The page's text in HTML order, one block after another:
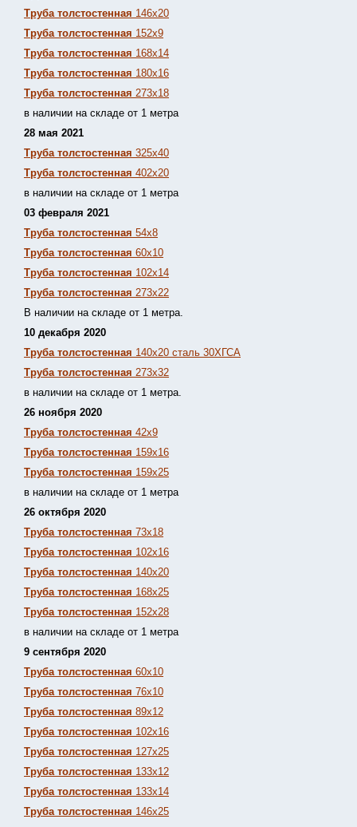
Труба толстостенная 146х20
Труба толстостенная 152х9
Труба толстостенная 168х14
Труба толстостенная 180х16
Труба толстостенная 273х18
в наличии на складе от 1 метра
28 мая 2021
Труба толстостенная 325х40
Труба толстостенная 402х20
в наличии на складе от 1 метра
03 февраля 2021
Труба толстостенная 54х8
Труба толстостенная 60х10
Труба толстостенная 102х14
Труба толстостенная 273х22
В наличии на складе от 1 метра.
10 декабря 2020
Труба толстостенная 140х20 сталь 30ХГСА
Труба толстостенная 273х32
в наличии на складе от 1 метра.
26 ноября 2020
Труба толстостенная 42х9
Труба толстостенная 159х16
Труба толстостенная 159х25
в наличии на складе от 1 метра
26 октября 2020
Труба толстостенная 73х18
Труба толстостенная 102х16
Труба толстостенная 140х20
Труба толстостенная 168х25
Труба толстостенная 152х28
в наличии на складе от 1 метра
9 сентября 2020
Труба толстостенная 60х10
Труба толстостенная 76х10
Труба толстостенная 89х12
Труба толстостенная 102х16
Труба толстостенная 127х25
Труба толстостенная 133х12
Труба толстостенная 133х14
Труба толстостенная 146х25